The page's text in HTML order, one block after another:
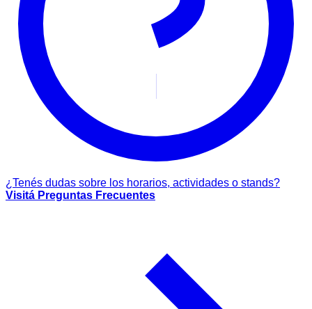
¿Tenés dudas sobre los horarios, actividades o stands?
Visitá Preguntas Frecuentes